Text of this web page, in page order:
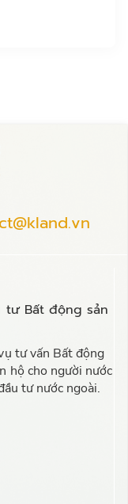
tư Bất động sản
tư vấn Bất động
hộ cho người nước
tư nước ngoài.